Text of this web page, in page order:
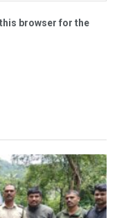
browser for the